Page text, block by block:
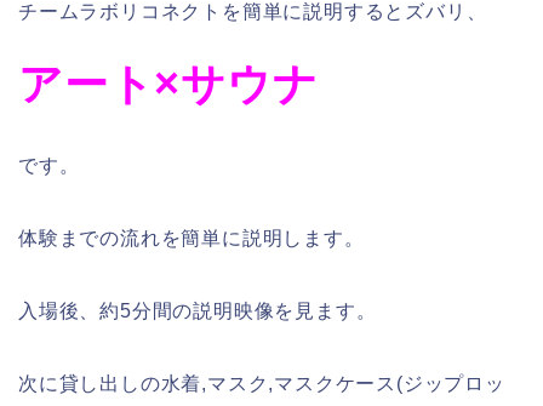
チームラボリコネクトを簡単に説明するとズバリ、
アート×サウナ
です。
体験までの流れを簡単に説明します。
入場後、約5分間の説明映像を見ます。
次に貸し出しの水着,マスク,マスクケース(ジップロッ